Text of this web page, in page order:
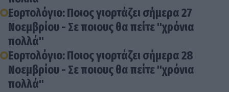
Εορτολόγιο: Ποιος γιορτάζει σήμερα 27
Νοεμβρίου - Σε ποιους θα πείτε "χρόνια
πολλά"
Εορτολόγιο: Ποιος γιορτάζει σήμερα 28
Νοεμβρίου - Σε ποιους θα πείτε "χρόνια
πολλά"